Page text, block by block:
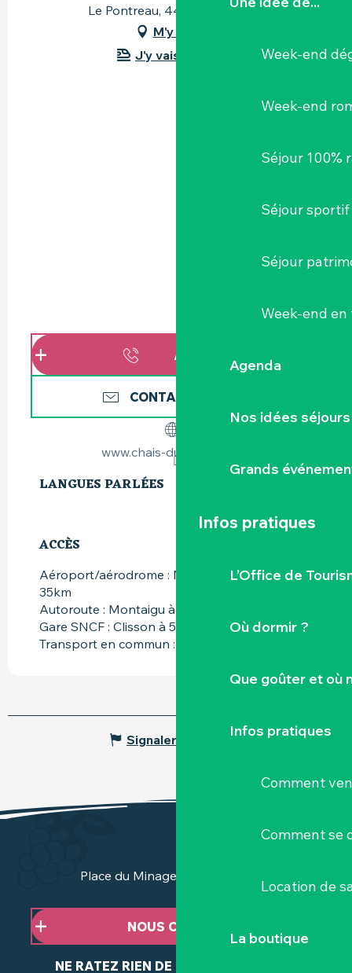
Week-end
Week-end
Séjour 100%
Séjour sportif
Séjour
Week-end
Agenda
Nos idées séjours
Grands
Infos pratiques
L’Office de
Où dormir ?
Que goûter et où
Infos pratiques
Comment
Comment se
Location de
La boutique
Le Pontreau, 44330 Mouzillon
M'y rendre
J'y vais en train !
APPELER
CONTACTEZ-NOUS
www.chais-du-pontreau.fr
LANGUES PARLÉES
LANGUES PARLÉES
ACCÈS
ACCÈS
Aéroport/aérodrome : Nantes Atlantique à
35km
Autoroute : Montaigu à 20km
Gare SNCF : Clisson à 5km
Transport en commun : Clisson à 5km
Signaler une erreur
Place du Minage - 44190 Clisson
NOUS CONTACTER
NE RATEZ RIEN DE NOTRE ACTUALITÉ